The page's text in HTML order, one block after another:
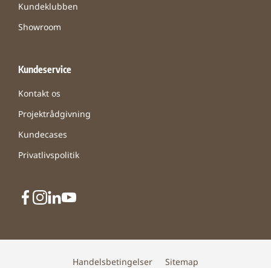
Kundeklubben
Showroom
Kundeservice
Kontakt os
Projektrådgivning
Kundecases
Privatlivspolitik
Handelsbetingelser Sitemap